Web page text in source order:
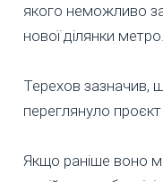
якого неможливо
нової ділянки метро.
Терехов зазначив,
переглянуло
Якщо раніше воно